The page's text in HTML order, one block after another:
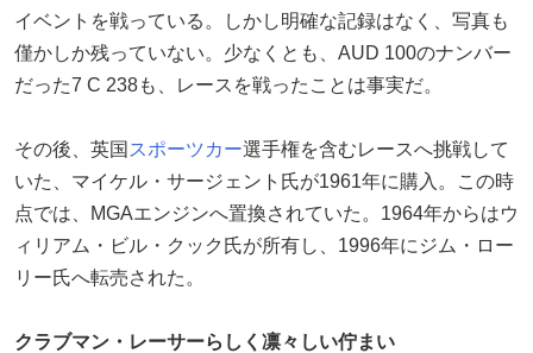
イベントを戦っている。しかし明確な記録はなく、写真も
僅かしか残っていない。少なくとも、AUD 100のナンバー
だった7 C 238も、レースを戦ったことは事実だ。
その後、英国 スポーツカー選手権を含むレースへ挑戦して
いた、マイケル・サージェント氏が1961年に購入。この時
点では、MGAエンジンへ置換されていた。1964年からはウ
ィリアム・ビル・クック氏が所有し、1996年にジム・ロー
リー氏へ転売された。
クラブマン・レーサーらしく凛々しい佇まい